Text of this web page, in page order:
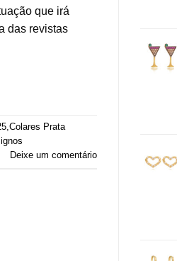
que irá
das revistas
,Colares Prata
Deixe um comentário